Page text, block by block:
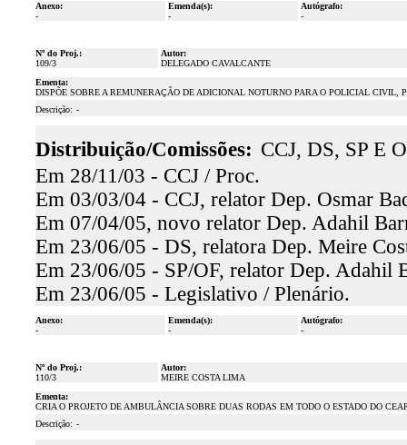
Anexo:
-
Emenda(s):
-
Autógrafo:
-
Nº do Proj.:
109/3
Autor:
DELEGADO CAVALCANTE
Ementa:
DISPÕE SOBRE A REMUNERAÇÃO DE ADICIONAL NOTURNO PARA O POLICIAL
Descrição: -
Distribuição/Comissões: CCJ, DS, SP E
Em 28/11/03 - CCJ / Proc.
Em 03/03/04 - CCJ, relator Dep. Osmar
Em 07/04/05, novo relator Dep. Adahil
Em 23/06/05 - DS, relatora Dep. Meire
Em 23/06/05 - SP/OF, relator Dep. Adahil
Em 23/06/05 - Legislativo / Plenário.
Anexo:
-
Emenda(s):
-
Autógrafo:
-
Nº do Proj.:
110/3
Autor:
MEIRE COSTA LIMA
Ementa:
CRIA O PROJETO DE AMBULÂNCIA SOBRE DUAS RODAS EM TODO O ESTADO DO
Descrição: -